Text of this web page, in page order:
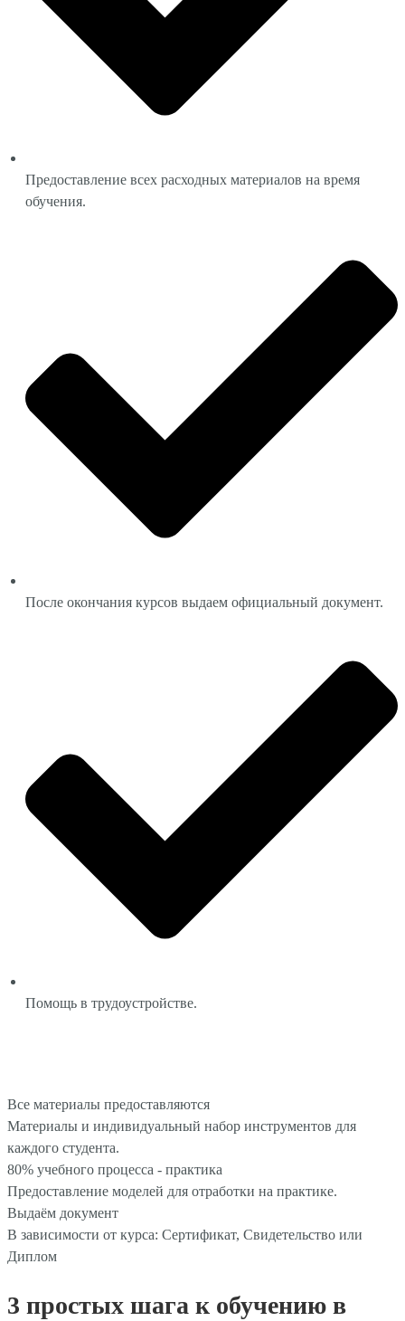
Предоставление всех расходных материалов на время
обучения.
После окончания курсов выдаем официальный документ.
Помощь в трудоустройстве.
Все материалы предоставляются
Материалы и индивидуальный набор инструментов для
каждого студента.
80% учебного процесса - практика
Предоставление моделей для отработки на практике.
Выдаём документ
В зависимости от курса: Сертификат, Свидетельство или
Диплом
3 простых шага к обучению в